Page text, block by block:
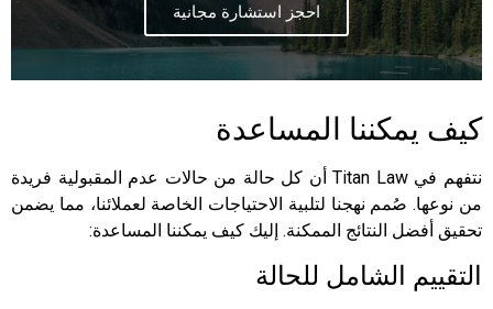
احجز استشارة مجانية
كيف يمكننا المساعدة
نتفهم في Titan Law أن كل حالة من حالات عدم المقبولية فريدة
من نوعها. صُمم نهجنا لتلبية الاحتياجات الخاصة لعملائنا، مما يضمن
تحقيق أفضل النتائج الممكنة. إليك كيف يمكننا المساعدة:
التقييم الشامل للحالة